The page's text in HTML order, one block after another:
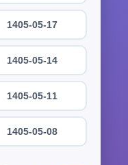
1405-05-17
1405-05-14
1405-05-11
1405-05-08